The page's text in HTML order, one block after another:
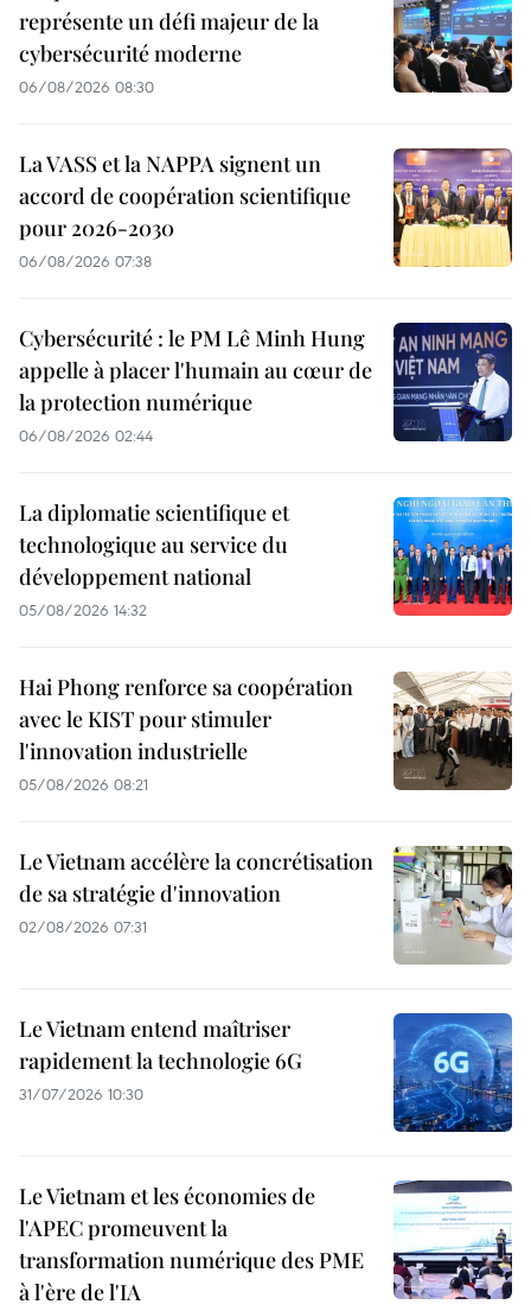
représente un défi majeur de la
cybersécurité moderne
06/08/2026 08:30
La VASS et la NAPPA signent un
accord de coopération scientifique
pour 2026-2030
06/08/2026 07:38
Cybersécurité : le PM Lê Minh Hung
appelle à placer l'humain au cœur de
la protection numérique
06/08/2026 02:44
La diplomatie scientifique et
technologique au service du
développement national
05/08/2026 14:32
Hai Phong renforce sa coopération
avec le KIST pour stimuler
l'innovation industrielle
05/08/2026 08:21
Le Vietnam accélère la concrétisation
de sa stratégie d'innovation
02/08/2026 07:31
Le Vietnam entend maîtriser
rapidement la technologie 6G
31/07/2026 10:30
Le Vietnam et les économies de
l'APEC promeuvent la
transformation numérique des PME
à l'ère de l'IA